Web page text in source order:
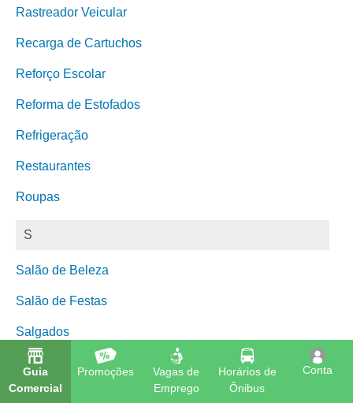
Guia
Comercial
Promoções
Vagas de
Emprego
Horários de
Ônibus
Conta
Rastreador Veicular
Recarga de Cartuchos
Reforço Escolar
Reforma de Estofados
Refrigeração
Restaurantes
Roupas
S
Salão de Beleza
Salão de Festas
Salgados
Saúde
Segurança Eletrônica